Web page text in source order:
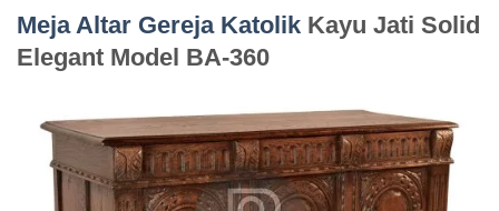
Meja Altar Gereja Katolik Kayu Jati Solid
Elegant Model BA-360